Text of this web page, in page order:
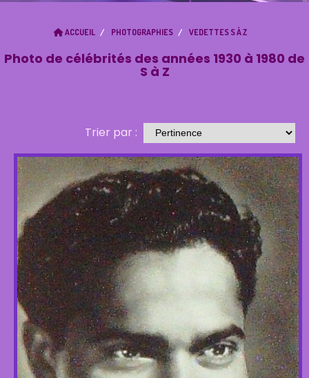
ACCUEIL PHOTOGRAPHIES VEDETTES S À Z
Photo de célébrités des années 1930 à 1980 de
S à Z
Trier par :